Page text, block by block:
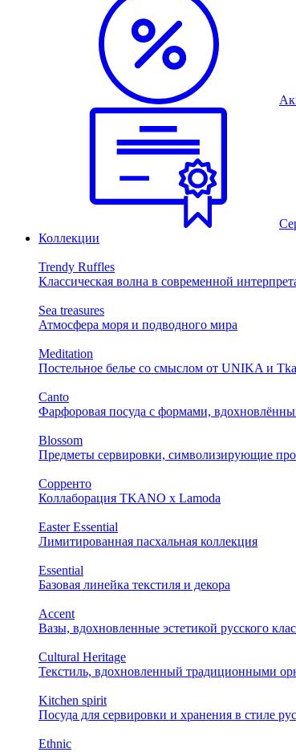
Коллекции
Trendy Ruffles
Классическая волна в современной
Sea treasures
Атмосфера моря и подводного мира
Meditation
Постельное белье со смыслом от UNIKA и
Canto
Фарфоровая посуда с формами,
Blossom
Предметы сервировки, символизирующие
Сорренто
Коллаборация TKANO х Lamoda
Easter Essential
Лимитированная пасхальная коллекция
Essential
Базовая линейка текстиля и декора
Accent
Вазы, вдохновленные эстетикой русского
Cultural Heritage
Текстиль, вдохновленный традиционными
Kitchen spirit
Посуда для сервировки и хранения в стиле
Ethnic